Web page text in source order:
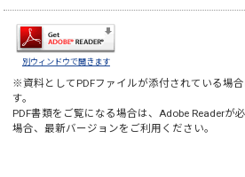
別ウィンドウで開きます
※資料としてPDFファイルが添付されている場合
す。
PDF書類をご覧になる場合は、 Adobe Readerが
場合、最新バージョンをご利用ください。